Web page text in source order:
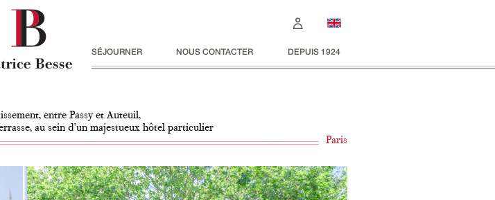
SÉJOURNER NOUS CONTACTER DEPUIS 1924
entre Passy et Auteuil,
au sein d’un majestueux hôtel particulier
Paris